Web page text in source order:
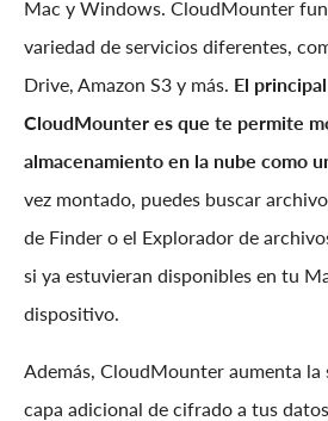
Mac y Windows. CloudMounter
variedad de servicios diferentes,
Drive, Amazon S3 y más. El
CloudMounter es que te permite
almacenamiento en la nube como
vez montado, puedes buscar
de Finder o el Explorador de
si ya estuvieran disponibles en tu
dispositivo.
Además, CloudMounter aumenta la
capa adicional de cifrado a tus